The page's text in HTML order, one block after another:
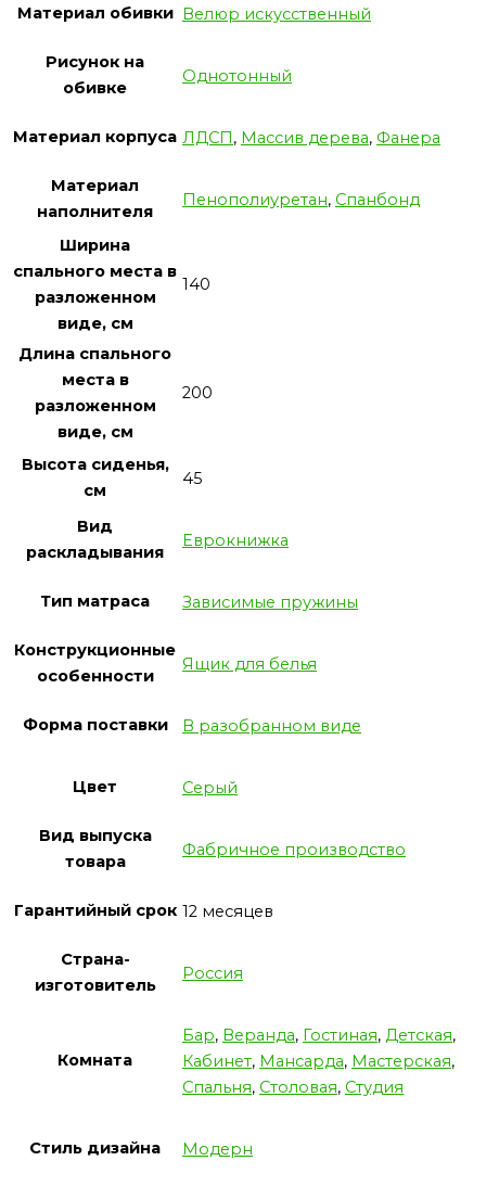
Материал обивки Велюр искусственный
Рисунок на
обивке
Однотонный
Материал корпуса ЛДСП, Массив дерева, Фанера
Материал
наполнителя
Пенополиуретан, Спанбонд
Ширина
спального места в
разложенном
виде, см
140
Длина спального
места в
разложенном
виде, см
200
Высота сиденья,
см
45
Вид
раскладывания
Еврокнижка
Тип матраса Зависимые пружины
Конструкционные
особенности
Ящик для белья
Форма поставки В разобранном виде
Цвет Серый
Вид выпуска
товара
Фабричное производство
Гарантийный срок 12 месяцев
Страна-
изготовитель
Россия
Комната
Бар, Веранда, Гостиная, Детская,
Кабинет, Мансарда, Мастерская,
Спальня, Столовая, Студия
Стиль дизайна Модерн